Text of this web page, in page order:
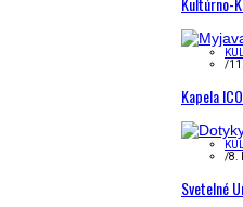
/
Kapela
/8.
Svetelné